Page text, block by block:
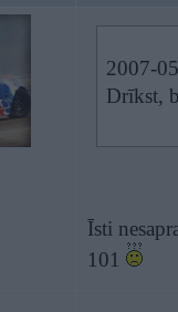
2007-
Drīkst,
Īsti
101